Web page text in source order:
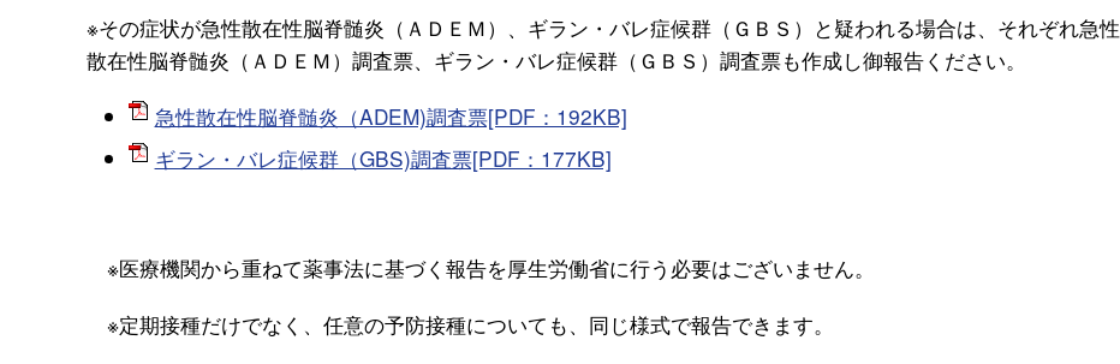
※その症状が急性散在性脳脊髄炎（ＡＤＥＭ）、ギラン・バレ症候群（ＧＢＳ）と疑われる場合は、それぞれ急性
散在性脳脊髄炎（ＡＤＥＭ）調査票、ギラン・バレ症候群（ＧＢＳ）調査票も作成し御報告ください。
急性散在性脳脊髄炎（ADEM)調査票[PDF：192KB]
ギラン・バレ症候群（GBS)調査票[PDF：177KB]
※医療機関から重ねて薬事法に基づく報告を厚生労働省に行う必要はございません。
※定期接種だけでなく、任意の予防接種についても、同じ様式で報告できます。